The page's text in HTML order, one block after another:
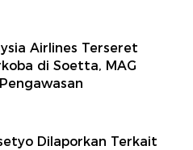
Airlines Terseret
di Soetta, MAG
Dilaporkan Terkait